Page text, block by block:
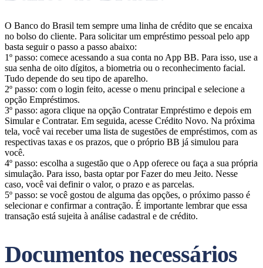
O Banco do Brasil tem sempre uma linha de crédito que se encaixa
no bolso do cliente. Para solicitar um empréstimo pessoal pelo app
basta seguir o passo a passo abaixo:
1º passo: comece acessando a sua conta no App BB. Para isso, use a
sua senha de oito dígitos, a biometria ou o reconhecimento facial.
Tudo depende do seu tipo de aparelho.
2º passo: com o login feito, acesse o menu principal e selecione a
opção Empréstimos.
3º passo: agora clique na opção Contratar Empréstimo e depois em
Simular e Contratar. Em seguida, acesse Crédito Novo. Na próxima
tela, você vai receber uma lista de sugestões de empréstimos, com as
respectivas taxas e os prazos, que o próprio BB já simulou para
você.
4º passo: escolha a sugestão que o App oferece ou faça a sua própria
simulação. Para isso, basta optar por Fazer do meu Jeito. Nesse
caso, você vai definir o valor, o prazo e as parcelas.
5º passo: se você gostou de alguma das opções, o próximo passo é
selecionar e confirmar a contração. É importante lembrar que essa
transação está sujeita à análise cadastral e de crédito.
Documentos necessários